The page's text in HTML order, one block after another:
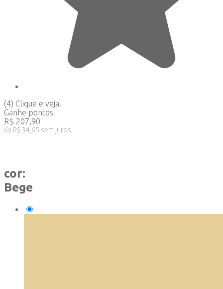
(4) Clique e veja!
Ganhe pontos
R$ 207,90
6x R$ 34,65 sem juros
cor:
Bege